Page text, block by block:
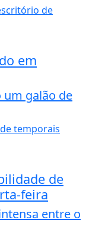
em
um galão de
de
feira
entre o